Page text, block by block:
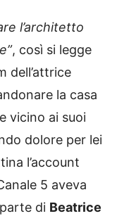
l’architetto
, così si legge
dell’attrice
la casa
vicino ai suoi
dolore per lei
l’account
5 aveva
di Beatrice